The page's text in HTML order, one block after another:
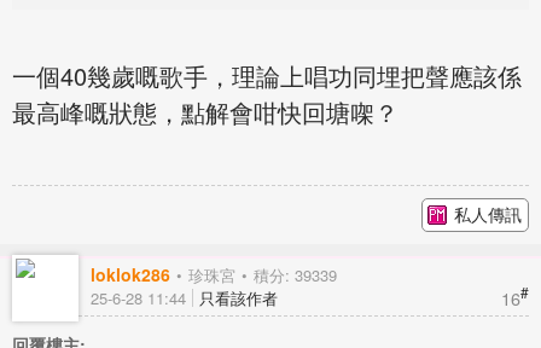
一個40幾歲嘅歌手，理論上唱功同埋把聲應該係
最高峰嘅狀態，點解會咁快回塘㗎？
私人傳訊
loklok286 珍珠宮 積分: 39339
16#
25-6-28 11:44 只看該作者